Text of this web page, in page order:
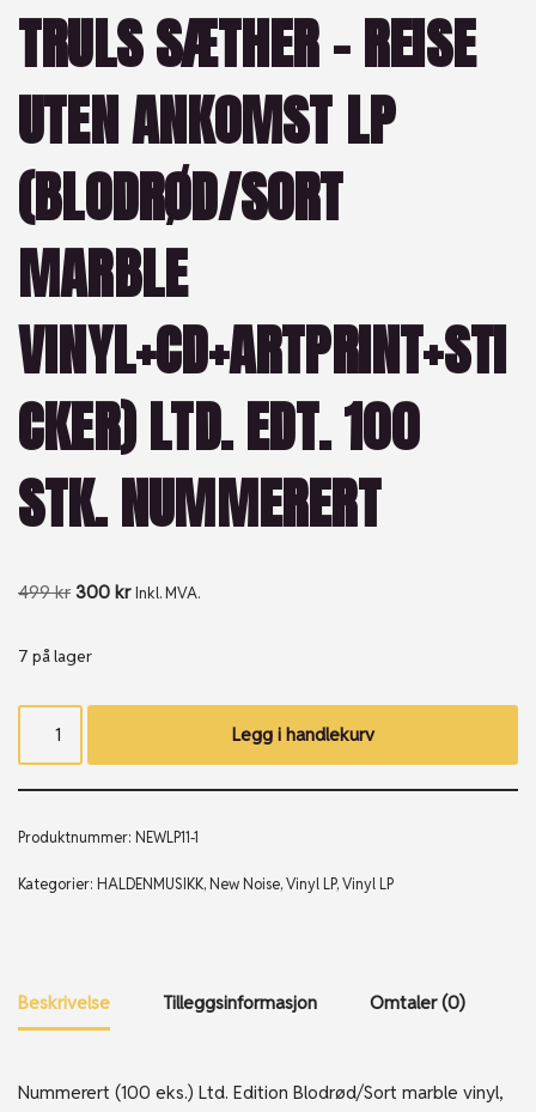
TRULS SÆTHER – REISE
UTEN ANKOMST LP
(BLODRØD/SORT
MARBLE
VINYL+CD+ARTPRINT+STI
CKER) LTD. EDT. 100
STK. NUMMERERT
499kr 300 kr Inkl. MVA.
7 på lager
Legg i handlekurv
Produktnummer: NEWLP11-1
Kategorier: HALDENMUSIKK, New Noise,Vinyl LP,Vinyl LP
Beskrivelse Tilleggsinformasjon Omtaler (0)
Nummerert (100 eks.) Ltd. Edition Blodrød/Sort marble vinyl,